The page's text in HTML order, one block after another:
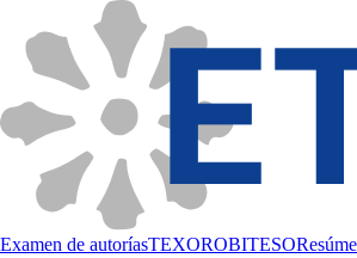
Examen de autoríasTEXOROBITESO